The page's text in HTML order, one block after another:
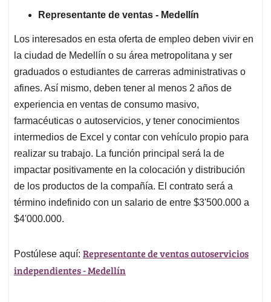
Representante de ventas - Medellín
Los interesados en esta oferta de empleo deben vivir en
la ciudad de Medellín o su área metropolitana y ser
graduados o estudiantes de carreras administrativas o
afines. Así mismo, deben tener al menos 2 años de
experiencia en ventas de consumo masivo,
farmacéuticas o autoservicios, y tener conocimientos
intermedios de Excel y contar con vehículo propio para
realizar su trabajo. La función principal será la de
impactar positivamente en la colocación y distribución
de los productos de la compañía. El contrato será a
término indefinido con un salario de entre $3'500.000 a
$4'000.000.
Postúlese aquí: Representante de ventas autoservicios
independientes - Medellín